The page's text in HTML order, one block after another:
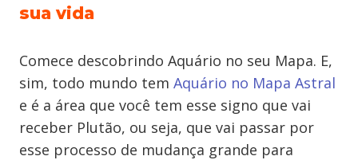
sua vida
Comece descobrindo Aquário no seu Mapa. E,
sim, todo mundo tem Aquário no Mapa Astral
e é a área que você tem esse signo que vai
receber Plutão, ou seja, que vai passar por
esse processo de mudança grande para